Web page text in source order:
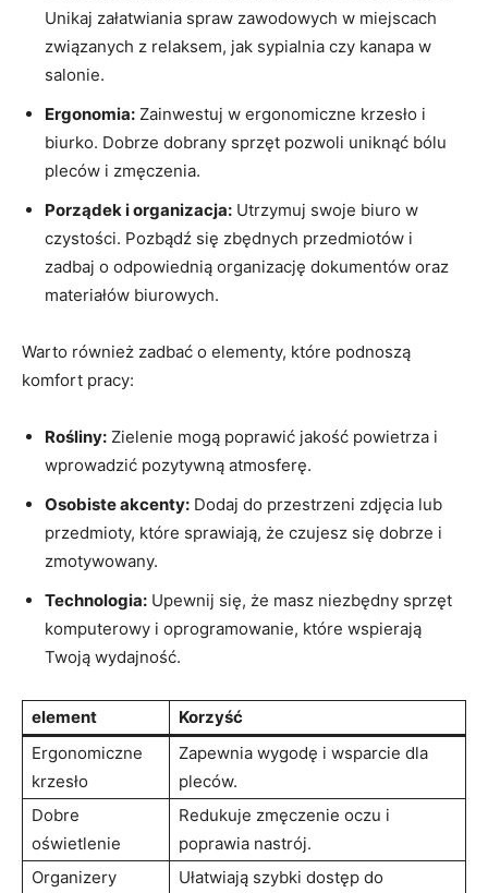
⁤Unikaj załatwiania spraw zawodowych w miejscach
związanych z relaksem, jak sypialnia czy kanapa w
salonie.
Ergonomia: Zainwestuj ​w ergonomiczne krzesło i
biurko.⁢ Dobrze dobrany ⁢sprzęt‌ pozwoli uniknąć bólu
pleców i zmęczenia.
Porządek ‍i organizacja: ⁢Utrzymuj swoje biuro w
czystości. Pozbądź się zbędnych ‍przedmiotów i
zadbaj o⁢ odpowiednią ⁤organizację​ dokumentów oraz
materiałów ⁢biurowych.
Warto również⁣ zadbać ‌o elementy, które podnoszą
komfort pracy:
Rośliny: Zielenie mogą poprawić jakość powietrza‍ i⁤
wprowadzić ‍pozytywną atmosferę.
Osobiste akcenty: Dodaj do przestrzeni zdjęcia⁣ lub
przedmioty, które sprawiają, że czujesz się dobrze i
zmotywowany.
Technologia: Upewnij się, ⁢że masz niezbędny‍ sprzęt
komputerowy i oprogramowanie, które wspierają
Twoją wydajność.
element
Korzyść
Ergonomiczne‌
krzesło
Zapewnia wygodę i wsparcie dla
pleców.
Dobre
oświetlenie
Redukuje zmęczenie‍ oczu ​i
poprawia nastrój.
Organizery⁤
Ułatwiają​ szybki dostęp​ do